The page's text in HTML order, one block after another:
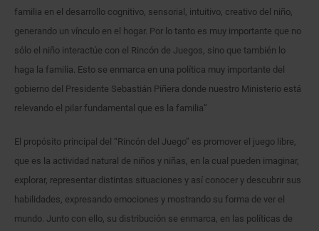
familia en el desarrollo cognitivo, sensorial, intuitivo, creativo del niño,
generando un vínculo en el hogar. Por lo tanto es muy importante que no
sólo el niño interactúe con el Rincón de Juegos, sino que también lo
haga la familia. Esto se enmarca en una política muy importante del
gobierno del Presidente Sebastián Piñera donde nuestro Ministerio está
relevando el pilar fundamental que es la familia”
El propósito principal del “Rincón del Juego” es promover el juego libre,
que es la actividad natural de niños y niñas, en la cual pueden imaginar,
explorar, representar distintas situaciones y así conocer y descubrir sus
habilidades, expresando emociones y mostrando su forma de ver el
mundo. Junto con ello, su distribución se enmarca, en las políticas de